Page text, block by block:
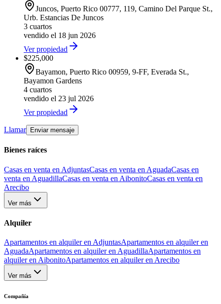
Juncos, Puerto Rico 00777, 119, Camino Del Parque St.,
Urb. Estancias De Juncos
3 cuartos
vendido el 18 jun 2026
Ver propiedad
$225,000
Bayamon, Puerto Rico 00959, 9-FF, Everada St.,
Bayamon Gardens
4 cuartos
vendido el 23 jul 2026
Ver propiedad
Llamar Enviar mensaje
Bienes raíces
Casas en venta en AdjuntasCasas en venta en AguadaCasas en
venta en AguadillaCasas en venta en AibonitoCasas en venta en
Arecibo
Ver más
Alquiler
Apartamentos en alquiler en AdjuntasApartamentos en alquiler en
AguadaApartamentos en alquiler en AguadillaApartamentos en
alquiler en AibonitoApartamentos en alquiler en Arecibo
Ver más
Compañía